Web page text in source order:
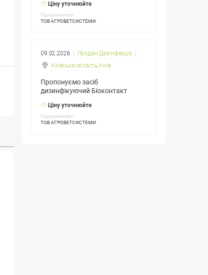
Ціну уточнюйте
Підприємство:
ТОВ АГРОВЕТСИСТЕМИ
09.02.2026
Продам Дезінфекція
Київська область, Київ
Пропонуємо засіб
дизинфікуючий Біоконтакт
Ціну уточнюйте
Підприємство:
ТОВ АГРОВЕТСИСТЕМИ